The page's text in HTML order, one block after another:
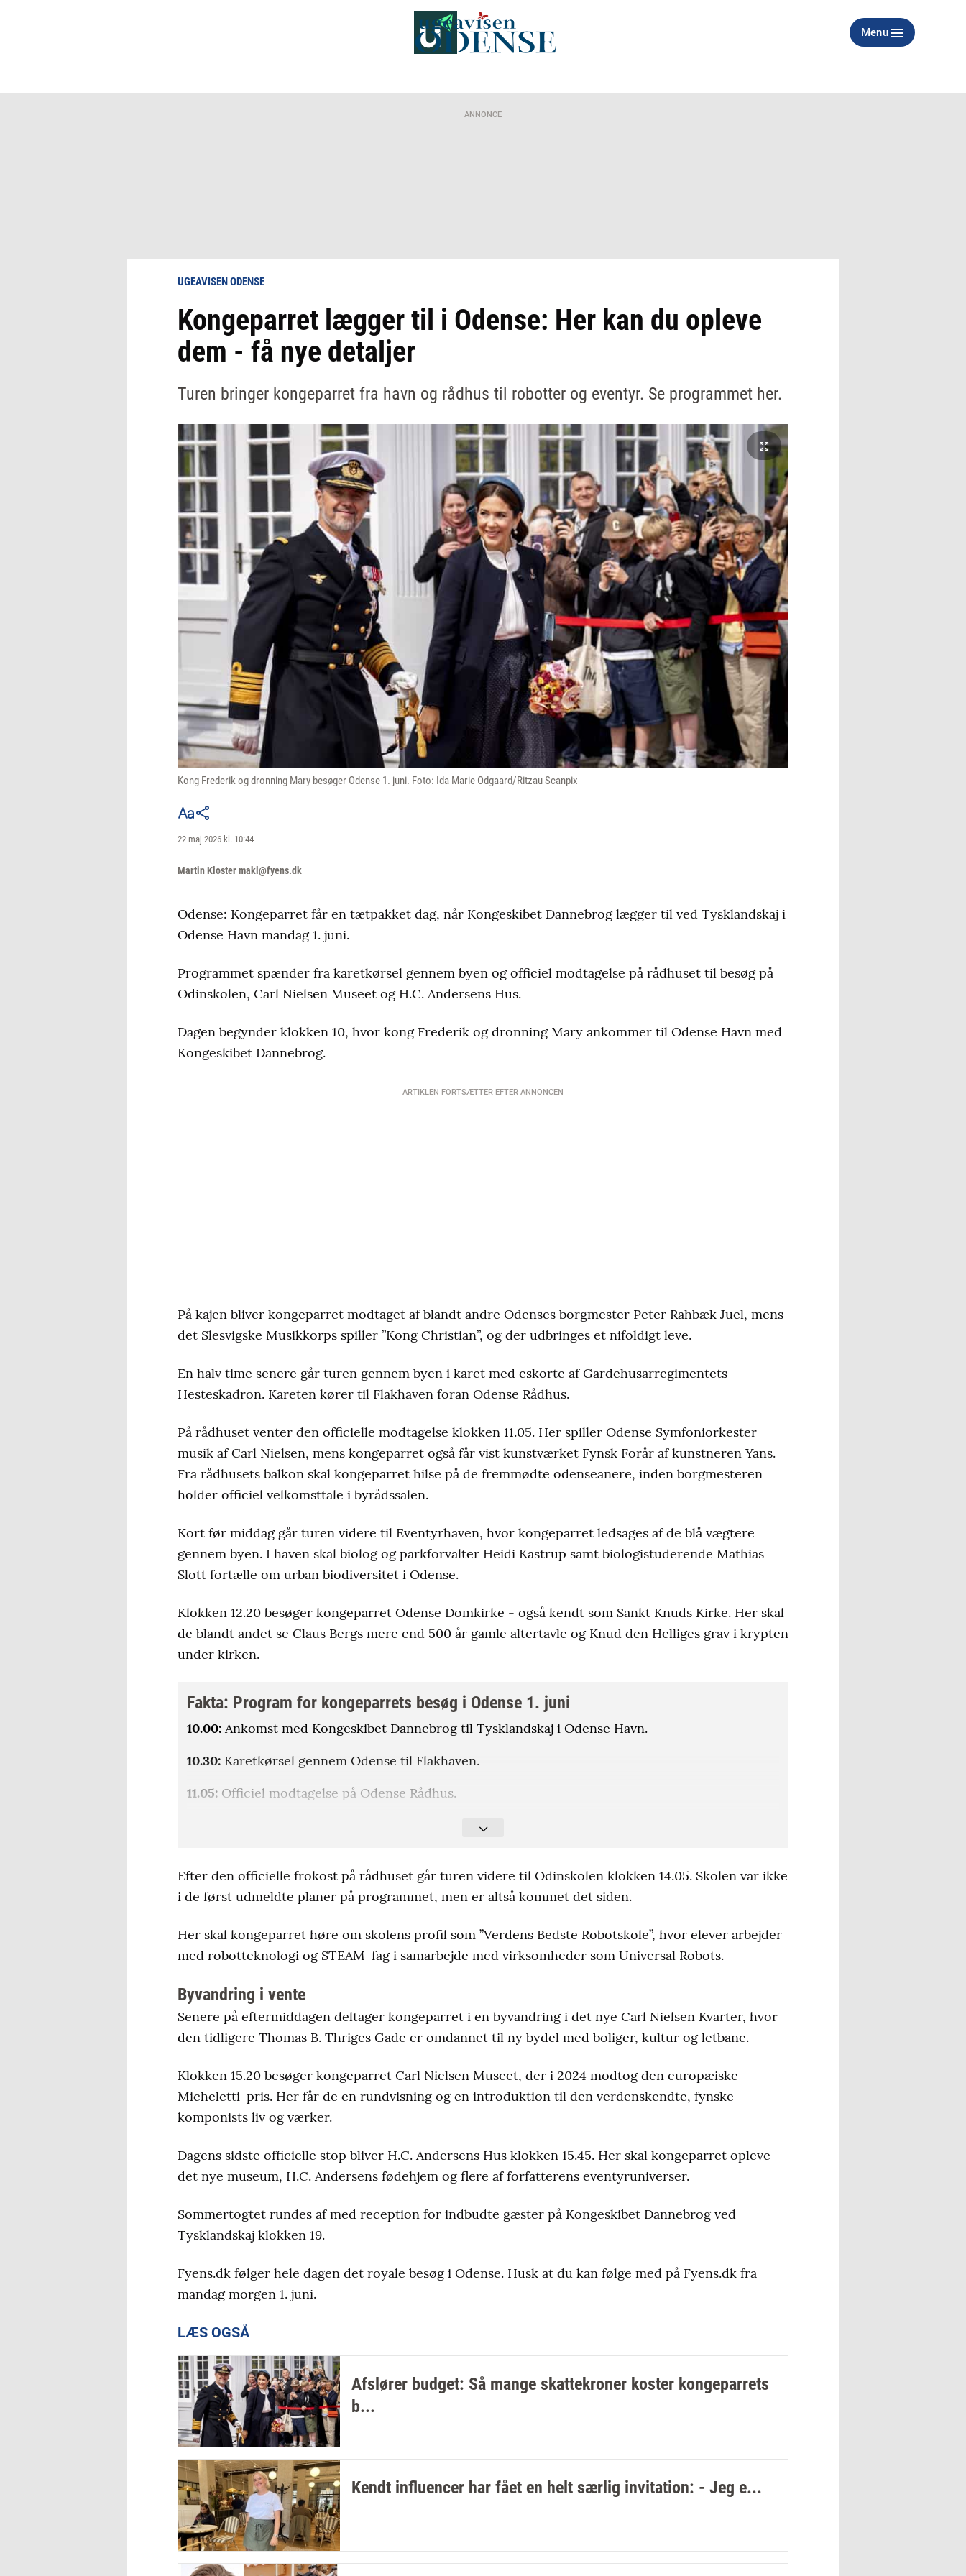
Menu
ANNONCE
UGEAVISEN ODENSE
Kongeparret lægger til i Odense: Her kan du opleve
dem - få nye detaljer
Turen bringer kongeparret fra havn og rådhus til robotter og eventyr. Se programmet her.
Kong Frederik og dronning Mary besøger Odense 1. juni. Foto: Ida Marie Odgaard/Ritzau Scanpix
22 maj 2026 kl. 10:44
Martin Kloster makl@fyens.dk
Odense: Kongeparret får en tætpakket dag, når Kongeskibet Dannebrog lægger til ved Tysklandskaj i
Odense Havn mandag 1. juni.
Programmet spænder fra karetkørsel gennem byen og officiel modtagelse på rådhuset til besøg på
Odinskolen, Carl Nielsen Museet og H.C. Andersens Hus.
Dagen begynder klokken 10, hvor kong Frederik og dronning Mary ankommer til Odense Havn med
Kongeskibet Dannebrog.
ARTIKLEN FORTSÆTTER EFTER ANNONCEN
På kajen bliver kongeparret modtaget af blandt andre Odenses borgmester Peter Rahbæk Juel, mens
det Slesvigske Musikkorps spiller ”Kong Christian”, og der udbringes et nifoldigt leve.
En halv time senere går turen gennem byen i karet med eskorte af Gardehusarregimentets
Hesteskadron. Kareten kører til Flakhaven foran Odense Rådhus.
På rådhuset venter den officielle modtagelse klokken 11.05. Her spiller Odense Symfoniorkester
musik af Carl Nielsen, mens kongeparret også får vist kunstværket Fynsk Forår af kunstneren Yans.
Fra rådhusets balkon skal kongeparret hilse på de fremmødte odenseanere, inden borgmesteren
holder officiel velkomsttale i byrådssalen.
Kort før middag går turen videre til Eventyrhaven, hvor kongeparret ledsages af de blå vægtere
gennem byen. I haven skal biolog og parkforvalter Heidi Kastrup samt biologistuderende Mathias
Slott fortælle om urban biodiversitet i Odense.
Klokken 12.20 besøger kongeparret Odense Domkirke - også kendt som Sankt Knuds Kirke. Her skal
de blandt andet se Claus Bergs mere end 500 år gamle altertavle og Knud den Helliges grav i krypten
under kirken.
Fakta: Program for kongeparrets besøg i Odense 1. juni
10.00: Ankomst med Kongeskibet Dannebrog til Tysklandskaj i Odense Havn.
10.30: Karetkørsel gennem Odense til Flakhaven.
11.05: Officiel modtagelse på Odense Rådhus.
12.55:
Officiel frokost på Odense Rådhus.
15.05:Byvandring i Carl Nielsen Kvarteret.
15.20:Besøg på Carl Nielsen Museet.
15.45: Besøg i H.C. Andersens Hus.
Kongehuset
Efter den officielle frokost på rådhuset går turen videre til Odinskolen klokken 14.05. Skolen var ikke
i de først udmeldte planer på programmet, men er altså kommet det siden.
Her skal kongeparret høre om skolens profil som ”Verdens Bedste Robotskole”, hvor elever arbejder
med robotteknologi og STEAM-fag i samarbejde med virksomheder som Universal Robots.
Byvandring i vente
Senere på eftermiddagen deltager kongeparret i en byvandring i det nye Carl Nielsen Kvarter, hvor
den tidligere Thomas B. Thriges Gade er omdannet til ny bydel med boliger, kultur og letbane.
Klokken 15.20 besøger kongeparret Carl Nielsen Museet, der i 2024 modtog den europæiske
Micheletti-pris. Her får de en rundvisning og en introduktion til den verdenskendte, fynske
komponists liv og værker.
Dagens sidste officielle stop bliver H.C. Andersens Hus klokken 15.45. Her skal kongeparret opleve
det nye museum, H.C. Andersens fødehjem og flere af forfatterens eventyruniverser.
Sommertogtet rundes af med reception for indbudte gæster på Kongeskibet Dannebrog ved
Tysklandskaj klokken 19.
Fyens.dk følger hele dagen det royale besøg i Odense. Husk at du kan følge med på Fyens.dk fra
mandag morgen 1. juni.
LÆS OGSÅ
Afslører budget: Så mange skattekroner koster kongeparrets
b...
Kendt influencer har fået en helt særlig invitation: - Jeg e...